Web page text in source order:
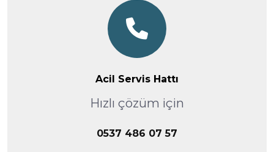
Acil Servis Hattı
Hızlı çözüm için
0537 486 07 57